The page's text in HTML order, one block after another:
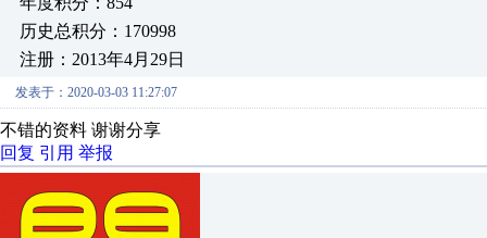
历史总积分：170998
注册：2013年4月29日
发表于：2020-03-03 11:27:07
不错的资料 谢谢分享
回复 引用 举报